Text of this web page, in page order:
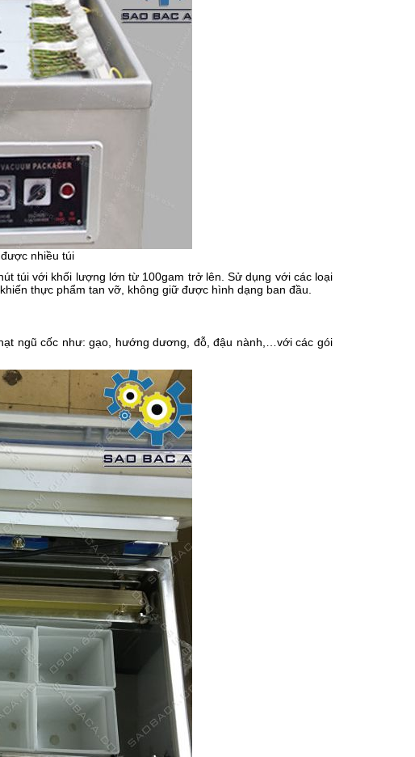
nhiều túi
túi với khối lượng lớn từ 100gam trở lên. Sử dụng với các loại
thực phẩm tan vỡ, không giữ được hình dạng ban đầu.
ngũ cốc như: gạo, hướng dương, đỗ, đậu nành,…với các gói